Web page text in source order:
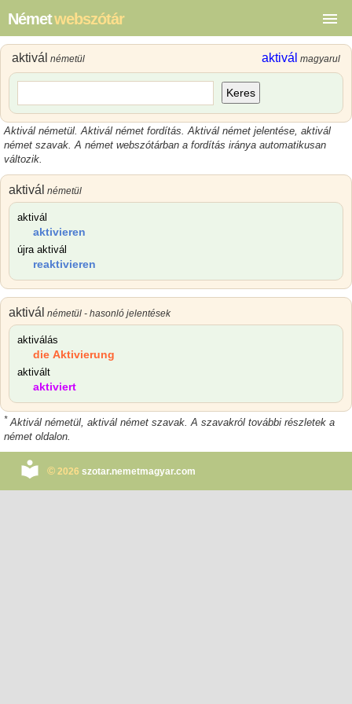
Németwebszótár
aktivál németül aktivál magyarul
Keres
Aktivál németül. Aktivál német fordítás. Aktivál német jelentése, aktivál
német szavak. A német webszótárban a fordítás iránya automatikusan
változik.
aktivál németül
aktivál
aktivieren
újra aktivál
reaktivieren
aktivál németül - hasonló jelentések
aktiválás
die Aktivierung
aktivált
aktiviert
* Aktivál németül, aktivál német szavak. A szavakról további részletek a
német oldalon.
© 2026 szotar.nemetmagyar.com